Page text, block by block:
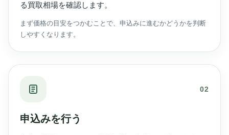
る買取相場を確認します。
まず価格の目安をつかむことで、申込みに進むかどうかを判断
しやすくなります。
02
申込みを行う